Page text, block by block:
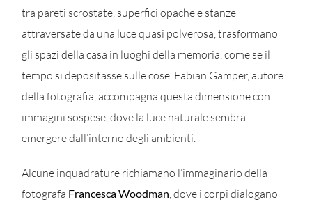
tra pareti scrostate, superfici opache e stanze
attraversate da una luce quasi polverosa, trasformano
gli spazi della casa in luoghi della memoria, come se il
tempo si depositasse sulle cose. Fabian Gamper, autore
della fotografia, accompagna questa dimensione con
immagini sospese, dove la luce naturale sembra
emergere dall’interno degli ambienti.
Alcune inquadrature richiamano l’immaginario della
fotografa Francesca Woodman, dove i corpi dialogano